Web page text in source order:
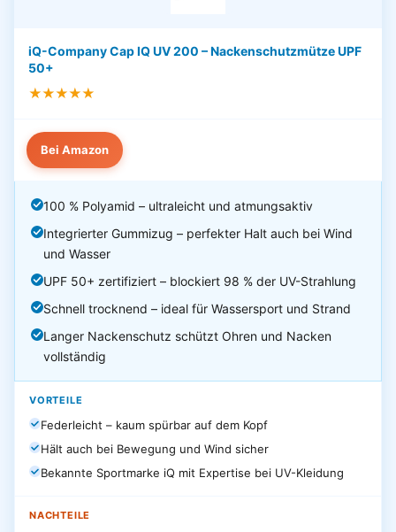
iQ-Company Cap IQ UV 200 – Nackenschutzmütze UPF
50+
★★★★★
Bei Amazon
100 % Polyamid – ultraleicht und atmungsaktiv
Integrierter Gummizug – perfekter Halt auch bei Wind
und Wasser
UPF 50+ zertifiziert – blockiert 98 % der UV-Strahlung
Schnell trocknend – ideal für Wassersport und Strand
Langer Nackenschutz schützt Ohren und Nacken
vollständig
VORTEILE
Federleicht – kaum spürbar auf dem Kopf
Hält auch bei Bewegung und Wind sicher
Bekannte Sportmarke iQ mit Expertise bei UV-Kleidung
NACHTEILE